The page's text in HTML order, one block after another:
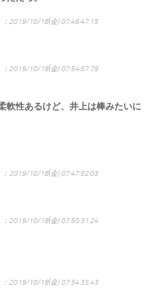
：2019/10/18(金) 07:46:47.15
：2019/10/18(金) 07:54:57.79
軟性あるけど、井上は棒みたいに
：2019/10/18(金) 07:47:52.03
：2019/10/18(金) 07:50:31.24
：2019/10/18(金) 07:54:35.43